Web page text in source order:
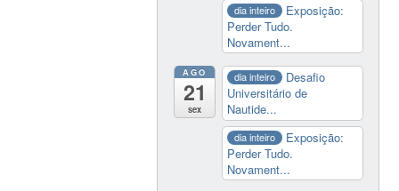
dia inteiro
Exposição:
Perder Tudo.
Novament...
AGO
21
sex
dia inteiro
Desafio
Universitário de
Nautide...
dia inteiro
Exposição:
Perder Tudo.
Novament...